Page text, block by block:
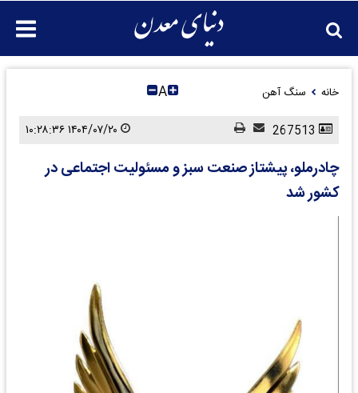
خانه سنگ آهن A
چادرملو، پیشتاز صنعت سبز و مسئولیت اجتماعی در
کشور شد